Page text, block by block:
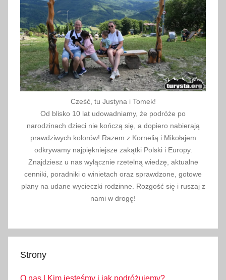
9
Cześć, tu Justyna i Tomek!
Od blisko 10 lat udowadniamy, że podróże po
narodzinach dzieci nie kończą się, a dopiero nabierają
prawdziwych kolorów! Razem z Kornelią i Mikołajem
odkrywamy najpiękniejsze zakątki Polski i Europy.
Znajdziesz u nas wyłącznie rzetelną wiedzę, aktualne
cenniki, poradniki o winietach oraz sprawdzone, gotowe
plany na udane wycieczki rodzinne. Rozgość się i ruszaj z
nami w drogę!
Strony
O nas | Kim jesteśmy i jak podróżujemy?